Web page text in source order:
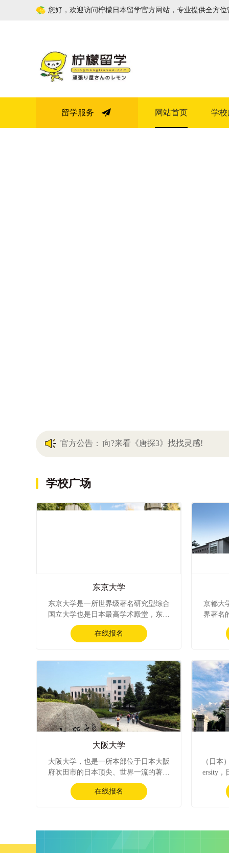
您好，欢迎访问柠檬日本留学官方网站，专业提供全方位
留学服务 网站首页 学
官方公告：
日本留学:研究计划没方向?来看《唐探3》找找灵感!
学校广场
东京大学
东京大学是一所世界级著名研究型综合
国立大学也是日本最高学术殿堂，东京
大学创办于1877年，位于日本东京都文
京区。东京大学等同于日本的富士山，
位诺贝尔奖学位授予者。2020年最新QS
排名东京大学第22。东京大学，简称东
大（英文：The University of Tokyo；日
文平假名：とうきょうだいがく）。
在线报名
京都大
界著名
位于
年，
位。京
o
がく）
日本文
顶尖校
会成员
为日本
大阪大学
大阪大学，也是一所本部位于日本大阪
府吹田市的日本顶尖、世界一流的著名
研究型综合国立大学。在日本关西地
区，大阪大学是与京都大学一道在各个
大学，是第六所旧帝国大学。二战后，
在线报名
（日本
ersity，
简称
市。